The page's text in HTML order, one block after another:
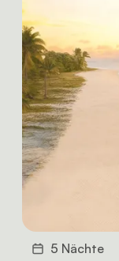
5 Nächte